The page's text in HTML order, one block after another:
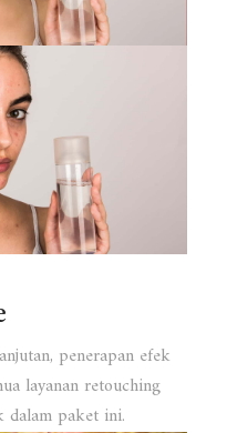
penerapan efek
layanan retouching
dalam paket ini.